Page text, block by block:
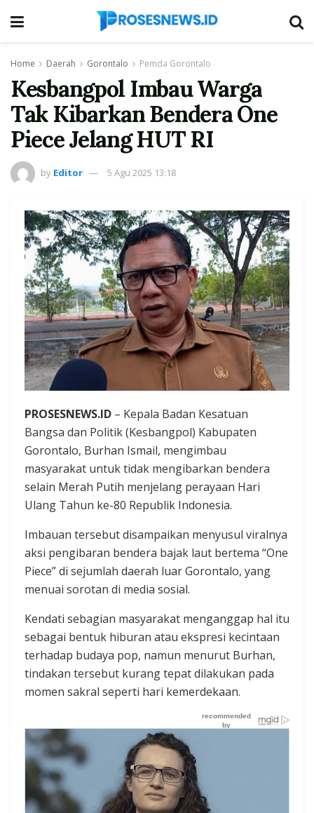
Home Daerah Gorontalo Pemda Gorontalo
Kesbangpol Imbau Warga
Tak Kibarkan Bendera One
Piece Jelang HUT RI
by Editor 5 Agu 2025 13:18
PROSESNEWS.ID – Kepala Badan Kesatuan
Bangsa dan Politik (Kesbangpol) Kabupaten
Gorontalo, Burhan Ismail, mengimbau
masyarakat untuk tidak mengibarkan bendera
selain Merah Putih menjelang perayaan Hari
Ulang Tahun ke-80 Republik Indonesia.
Imbauan tersebut disampaikan menyusul viralnya
aksi pengibaran bendera bajak laut bertema “One
Piece” di sejumlah daerah luar Gorontalo, yang
menuai sorotan di media sosial.
Kendati sebagian masyarakat menganggap hal itu
sebagai bentuk hiburan atau ekspresi kecintaan
terhadap budaya pop, namun menurut Burhan,
tindakan tersebut kurang tepat dilakukan pada
momen sakral seperti hari kemerdekaan.